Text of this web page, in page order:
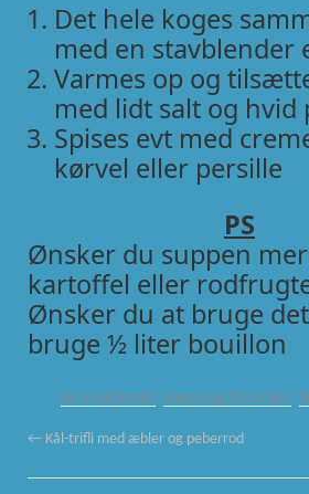
Det hele koges
med en stavblender
Varmes op og
med lidt salt og hvid
Spises evt med
kørvel eller persille
PS
Ønsker du suppen
kartoffel eller
Ønsker du at bruge
bruge ½ liter bouillon
Lune Lækkerier, Saucer og dressinger,
← Kål-trifli med æbler og peberrod